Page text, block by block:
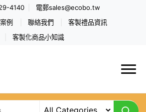
4140 電郵sales@ecobo.tw
例 聯絡我們 客製禮品資訊
客製化商品小知識